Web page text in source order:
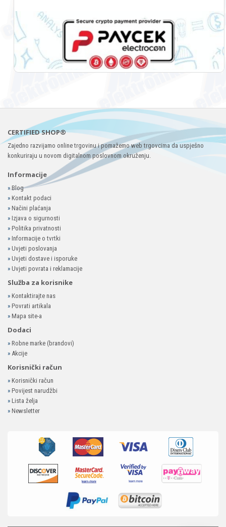
CERTIFIED SHOP®
Zajedno razvijamo online trgovinu i pomažemo web trgovcima da uspješno
konkuriraju u novom digitalnom poslovnom okruženju.
Informacije
»Blog
» Kontakt podaci
» Načini plaćanja
» Izjava o sigurnosti
» Politika privatnosti
» Informacije o tvrtki
» Uvjeti poslovanja
» Uvjeti dostave i isporuke
» Uvjeti povrata i reklamacije
Služba za korisnike
» Kontaktirajte nas
» Povrati artikala
» Mapa site-a
Dodaci
» Robne marke (brandovi)
» Akcije
Korisnički račun
» Korisnički račun
» Povijest narudžbi
» Lista želja
» Newsletter